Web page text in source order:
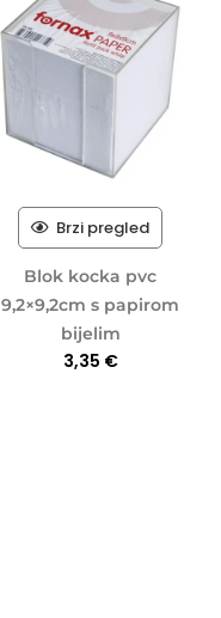
Brzi pregled
Blok kocka pvc
9,2×9,2cm s papirom
bijelim
3,35 €